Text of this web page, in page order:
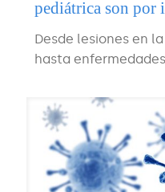
pediátrica son por
Desde lesiones en
hasta